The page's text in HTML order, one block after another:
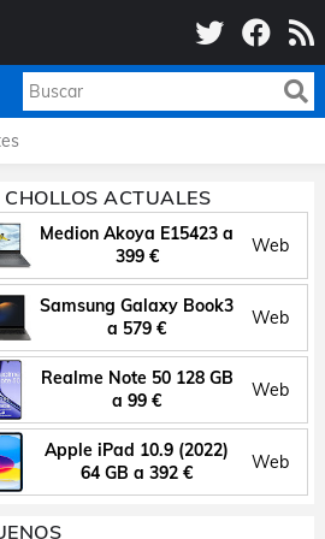
CHOLLOS ACTUALES
Medion Akoya E15423 a
399 €
Web
Samsung Galaxy Book3
a 579 €
Web
Realme Note 50 128 GB
a 99 €
Web
Apple iPad 10.9 (2022)
64 GB a 392 €
Web